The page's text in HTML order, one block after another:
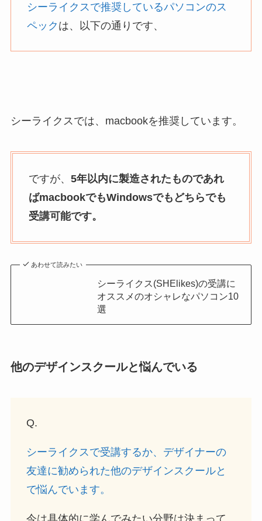
シーライクスで推奨しているパソコンのス
ペック は、以下の通りです、
シーライクスでは、macbookを推奨しています。
ですが、 5年以内に製造されたものであれ
ばmacbookでもWindowsでもどちらでも
受講可能です。
あわせて読みたい
シーライクス(SHElikes)の受講に
オススメのオシャレなパソコン10
選
他のデザインスクールと悩んでいる
Q.
シーライクスで受講するか、デザイナーの
友達に勧められた他のデザインスクールと
で悩んでいます。
今は具体的に学んでみたい分野は決まって